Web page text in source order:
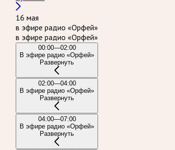
16 мая
в эфире радио «Орфей»
в эфире радио «Орфей»
00:00—02:00
В эфире радио «Орфей»
Развернуть
02:00—04:00
В эфире радио «Орфей»
Развернуть
04:00—07:00
В эфире радио «Орфей»
Развернуть